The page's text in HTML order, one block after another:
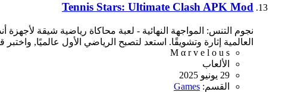
Tennis Stars: Ultimate Clash APK Mod
نجوم التنس: المواجهة النهائية - لعبة محاكاة رياضية شيقة
العالمية إثارة وتشويقًا. استعد لتصبح الرياضي الأول عالميًا,
M α r v e l o u s
الألعاب
29 يونيو 2025
القسم: Games